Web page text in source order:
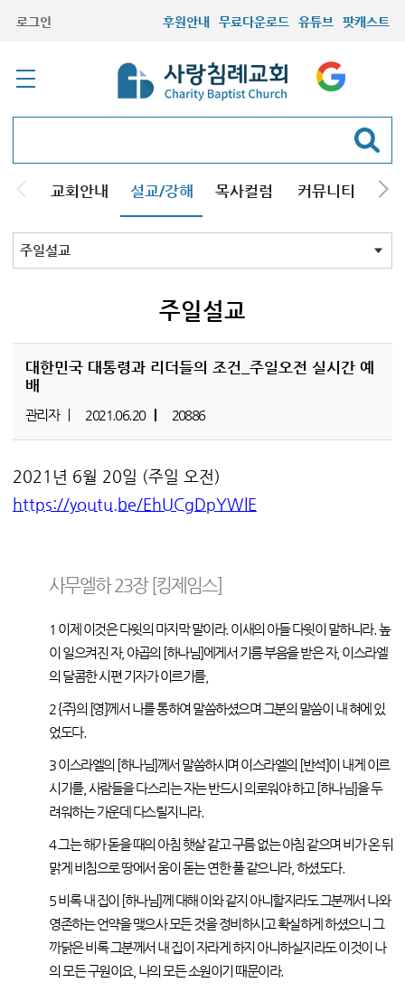
로그인 후원안내 무료다운로드 유튜브 팟캐스트
교회안내 설교/강해 목사컬럼 커뮤니티 기
주일설교
주일설교
대한민국 대통령과 리더들의 조건_주일오전 실시간 예
배
관리자 2021.06.20 20886
2021년 6월 20일 (주일 오전)
https://youtu.be/EhUCgDpYWlE
사무엘하 23장 [킹제임스]
1 이제 이것은 다윗의 마지막 말이라. 이새의 아들 다윗이 말하니라. 높
이 일으켜진 자, 야곱의 [하나님]에게서 기름 부음을 받은 자, 이스라엘
의 달콤한 시편 기자가 이르기를,
2{주}의 [영]께서 나를 통하여 말씀하셨으며 그분의 말씀이 내 혀에 있
었도다.
3이스라엘의 [하나님]께서 말씀하시며 이스라엘의 [반석]이 내게 이르
시기를, 사람들을 다스리는 자는 반드시 의로워야 하고 [하나님]을 두
려워하는 가운데 다스릴지니라.
4그는 해가 돋을 때의 아침 햇살 같고 구름 없는 아침 같으며 비가 온 뒤
맑게 비침으로 땅에서 움이 돋는 연한 풀 같으니라, 하셨도다.
5비록 내 집이 [하나님]께 대해 이와 같지 아니할지라도 그분께서 나와
영존하는 언약을 맺으사 모든 것을 정비하시고 확실하게 하셨으니 그
까닭은 비록 그분께서 내 집이 자라게 하지 아니하실지라도 이것이 나
의 모든 구원이요, 나의 모든 소원이기 때문이라.